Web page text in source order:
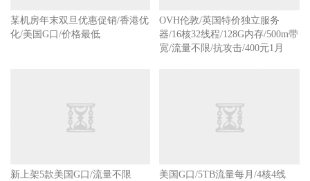
某机房年末双旦优惠促销/香港优
化/美国G口/价格最低
OVH伦敦/英国特价独立服务
器/16核32线程/128G内存/500m带
宽/流量不限/抗攻击/400元1月
新上架5款美国G口/流量不限
美国G口/5TB流量每月/4核4线